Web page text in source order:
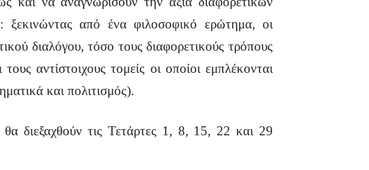
ξεκινώντας από ένα φιλοσοφικό ερώτημα, οι
διαλόγου, τόσο τους διαφορετικούς τρόπους
αντίστοιχους τομείς οι οποίοι εμπλέκονται
και πολιτισμός).
διεξαχθούν τις Τετάρτες 1, 8, 15, 22 και 29